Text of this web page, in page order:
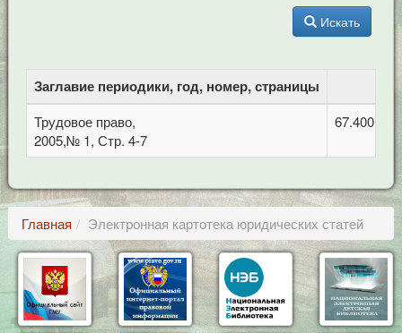
Искать
Заглавие периодики, год, номер, страницы
Трудовое право,
2005,№ 1, Стр. 4-7
67.400.7
Главная Электронная картотека юридических статей